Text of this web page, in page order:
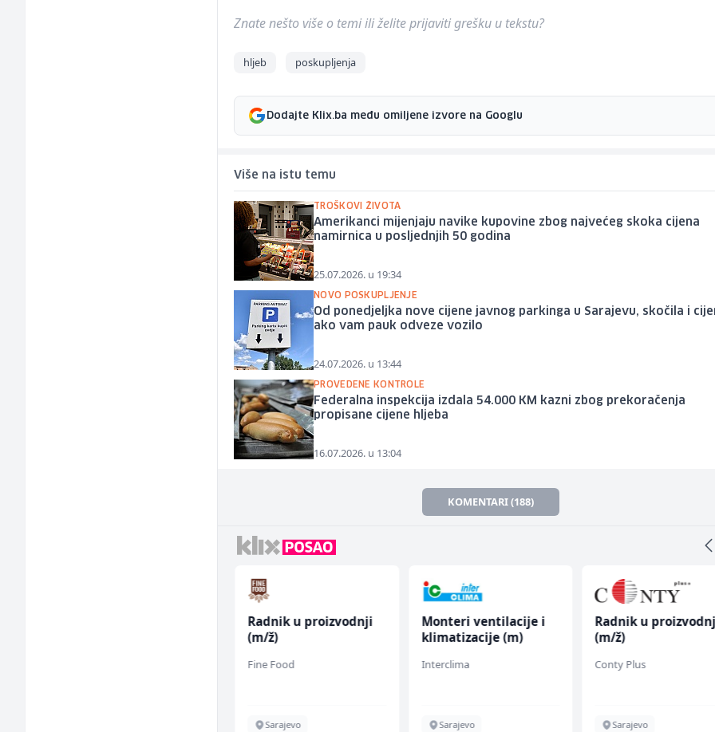
Znate nešto više o temi ili želite prijaviti grešku u tekstu?
hljeb poskupljenja
Dodajte Klix.ba među omiljene izvore na Googlu
Više na istu temu
TROŠKOVI ŽIVOTA
Amerikanci mijenjaju navike kupovine zbog najvećeg skoka cijena
namirnica u posljednjih 50 godina
25.07.2026. u 19:34
NOVO POSKUPLJENJE
Od ponedjeljka nove cijene javnog parkinga u Sarajevu, skočila i
ako vam pauk odveze vozilo
24.07.2026. u 13:44
PROVEDENE KONTROLE
Federalna inspekcija izdala 54.000 KM kazni zbog prekoračenja
propisane cijene hljeba
16.07.2026. u 13:04
KOMENTARI (188)
Radnik u proizvodnji
(m/ž)
Fine Food
Sarajevo
Monteri ventilacije i
klimatizacije (m)
Interclima
Sarajevo
Radnik u
(m/ž)
Conty Plus
Sarajevo